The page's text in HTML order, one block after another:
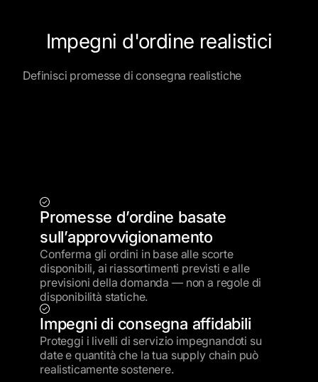
Impegni d'ordine realistici
Definisci promesse di consegna realistiche
Promesse d’ordine basate
sull’approvvigionamento
Conferma gli ordini in base alle scorte
disponibili, ai riassortimenti previsti e alle
previsioni della domanda — non a regole di
disponibilità statiche.
Impegni di consegna affidabili
Proteggi i livelli di servizio impegnandoti su
date e quantità che la tua supply chain può
realisticamente sostenere.